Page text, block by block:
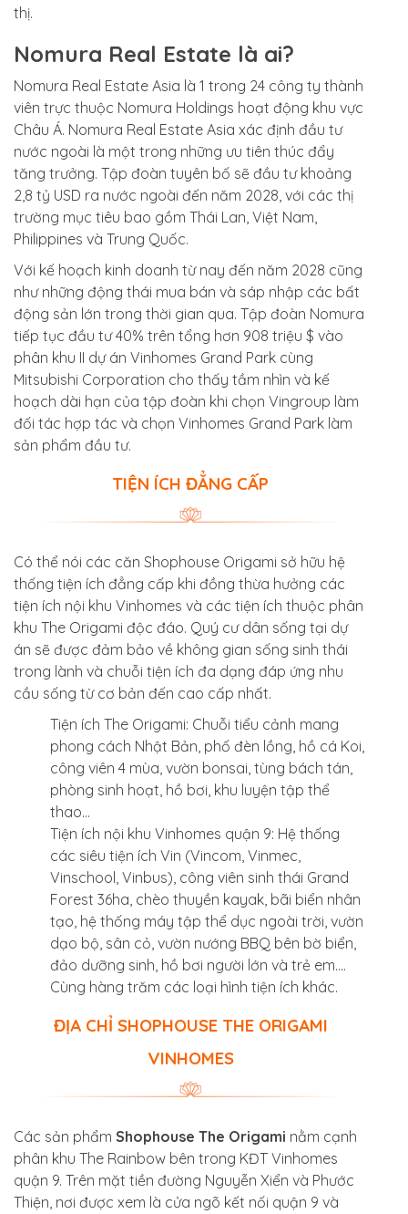
thị.
Nomura Real Estate là ai?
Nomura Real Estate Asia là 1 trong 24 công ty thành
viên trực thuộc Nomura Holdings hoạt động khu vực
Châu Á. Nomura Real Estate Asia xác định đầu tư
nước ngoài là một trong những ưu tiên thúc đẩy
tăng trưởng. Tập đoàn tuyên bố sẽ đầu tư khoảng
2,8 tỷ USD ra nước ngoài đến năm 2028, với các thị
trường mục tiêu bao gồm Thái Lan, Việt Nam,
Philippines và Trung Quốc.
Với kế hoạch kinh doanh từ nay đến năm 2028 cũng
như những động thái mua bán và sáp nhập các bất
động sản lớn trong thời gian qua. Tập đoàn Nomura
tiếp tục đầu tư 40% trên tổng hơn 908 triệu $ vào
phân khu II dự án Vinhomes Grand Park cùng
Mitsubishi Corporation cho thấy tầm nhìn và kế
hoạch dài hạn của tập đoàn khi chọn Vingroup làm
đối tác hợp tác và chọn Vinhomes Grand Park làm
sản phẩm đầu tư.
TIỆN ÍCH ĐẲNG CẤP
Có thể nói các căn Shophouse Origami sở hữu hệ
thống tiện ích đẳng cấp khi đồng thừa hưởng các
tiện ích nội khu Vinhomes và các tiện ích thuộc phân
khu The Origami độc đáo. Quý cư dân sống tại dự
án sẽ được đảm bảo về không gian sống sinh thái
trong lành và chuỗi tiện ích đa dạng đáp ứng nhu
cầu sống từ cơ bản đến cao cấp nhất.
Tiện ích The Origami: Chuỗi tiểu cảnh mang
phong cách Nhật Bản, phố đèn lồng, hồ cá Koi,
công viên 4 mùa, vườn bonsai, tùng bách tán,
phòng sinh hoạt, hồ bơi, khu luyện tập thể
thao…
Tiện ích nội khu Vinhomes quận 9: Hệ thống
các siêu tiện ích Vin (Vincom, Vinmec,
Vinschool, Vinbus), công viên sinh thái Grand
Forest 36ha, chèo thuyền kayak, bãi biển nhân
tạo, hệ thống máy tập thể dục ngoài trời, vườn
dạo bộ, sân cỏ, vườn nướng BBQ bên bờ biển,
đảo dưỡng sinh, hồ bơi người lớn và trẻ em….
Cùng hàng trăm các loại hình tiện ích khác.
ĐỊA CHỈ SHOPHOUSE THE ORIGAMI
VINHOMES
Các sản phẩm Shophouse The Origami nằm cạnh
phân khu The Rainbow bên trong KĐT Vinhomes
quận 9. Trên mặt tiền đường Nguyễn Xiển và Phước
Thiện, nơi được xem là cửa ngõ kết nối quận 9 và